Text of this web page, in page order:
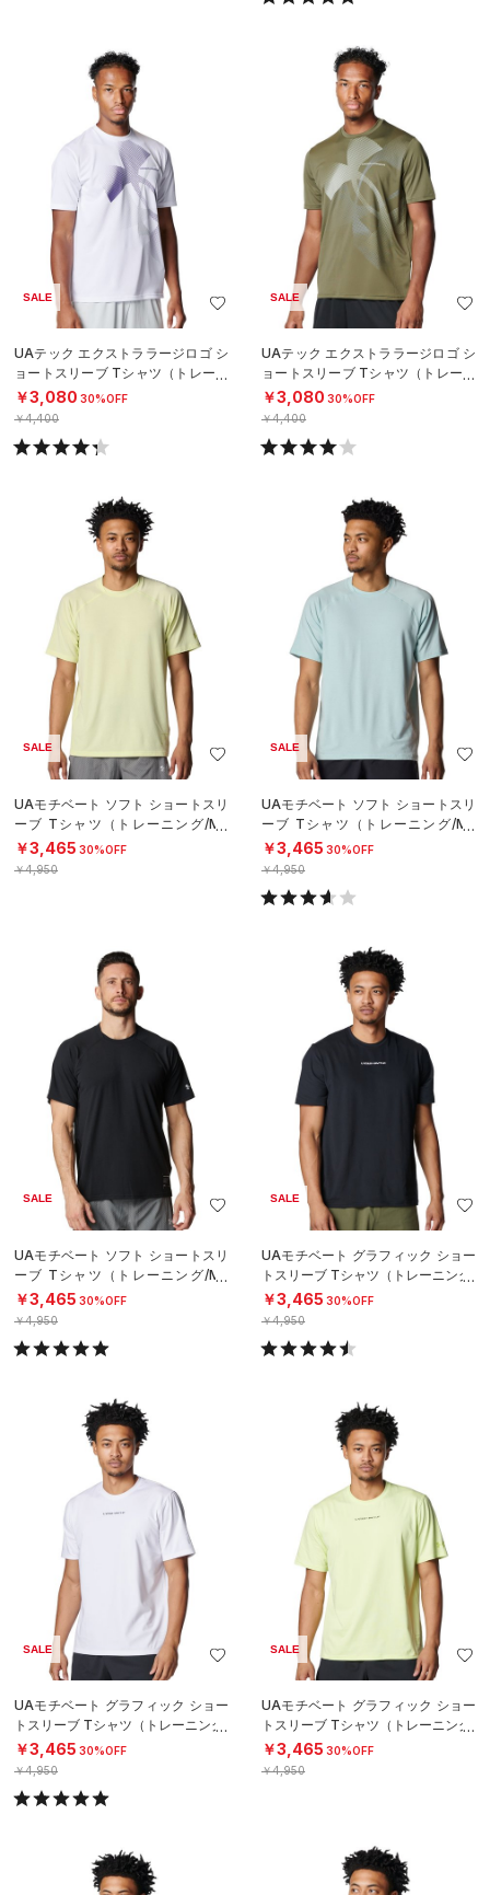
SALE
UAテック エクストララージロゴ シ
ョートスリーブ Tシャツ（トレーニ
ング/MEN）
￥3,080 30%OFF
￥4,400
SALE
UAテック エクストララージロゴ シ
ョートスリーブ Tシャツ（トレーニ
ング/MEN）
￥3,080 30%OFF
￥4,400
SALE
UAモチベート ソフト ショートスリ
ーブ Tシャツ（トレーニング/ME
N）
￥3,465 30%OFF
￥4,950
SALE
UAモチベート ソフト ショートスリ
ーブ Tシャツ（トレーニング/ME
N）
￥3,465 30%OFF
￥4,950
SALE
UAモチベート ソフト ショートスリ
ーブ Tシャツ（トレーニング/ME
N）
￥3,465 30%OFF
￥4,950
SALE
UAモチベート グラフィック ショー
トスリーブ Tシャツ（トレーニング/
MEN）
￥3,465 30%OFF
￥4,950
SALE
UAモチベート グラフィック ショー
トスリーブ Tシャツ（トレーニング/
MEN）
￥3,465 30%OFF
￥4,950
SALE
UAモチベート グラフィック ショー
トスリーブ Tシャツ（トレーニング/
MEN）
￥3,465 30%OFF
￥4,950